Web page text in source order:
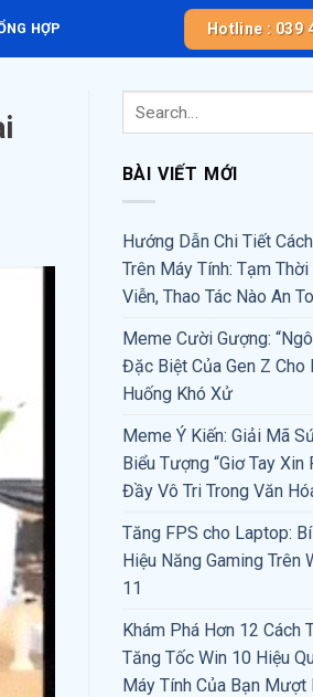
HỢP Hotline : 039
BÀI VIẾT MỚI
Hướng Dẫn Chi Tiết
Trên Máy Tính: Tạm Thời
Viễn, Thao Tác Nào An
Meme Cười Gượng:
Đặc Biệt Của Gen Z Cho
Huống Khó Xử
Meme Ý Kiến: Giải Mã
Biểu Tượng “Giơ Tay Xin
Đầy Vô Tri Trong Văn
Tăng FPS cho Laptop:
Hiệu Năng Gaming Trên
11
Khám Phá Hơn 12 Cách
Tăng Tốc Win 10 Hiệu
Máy Tính Của Bạn Mượt